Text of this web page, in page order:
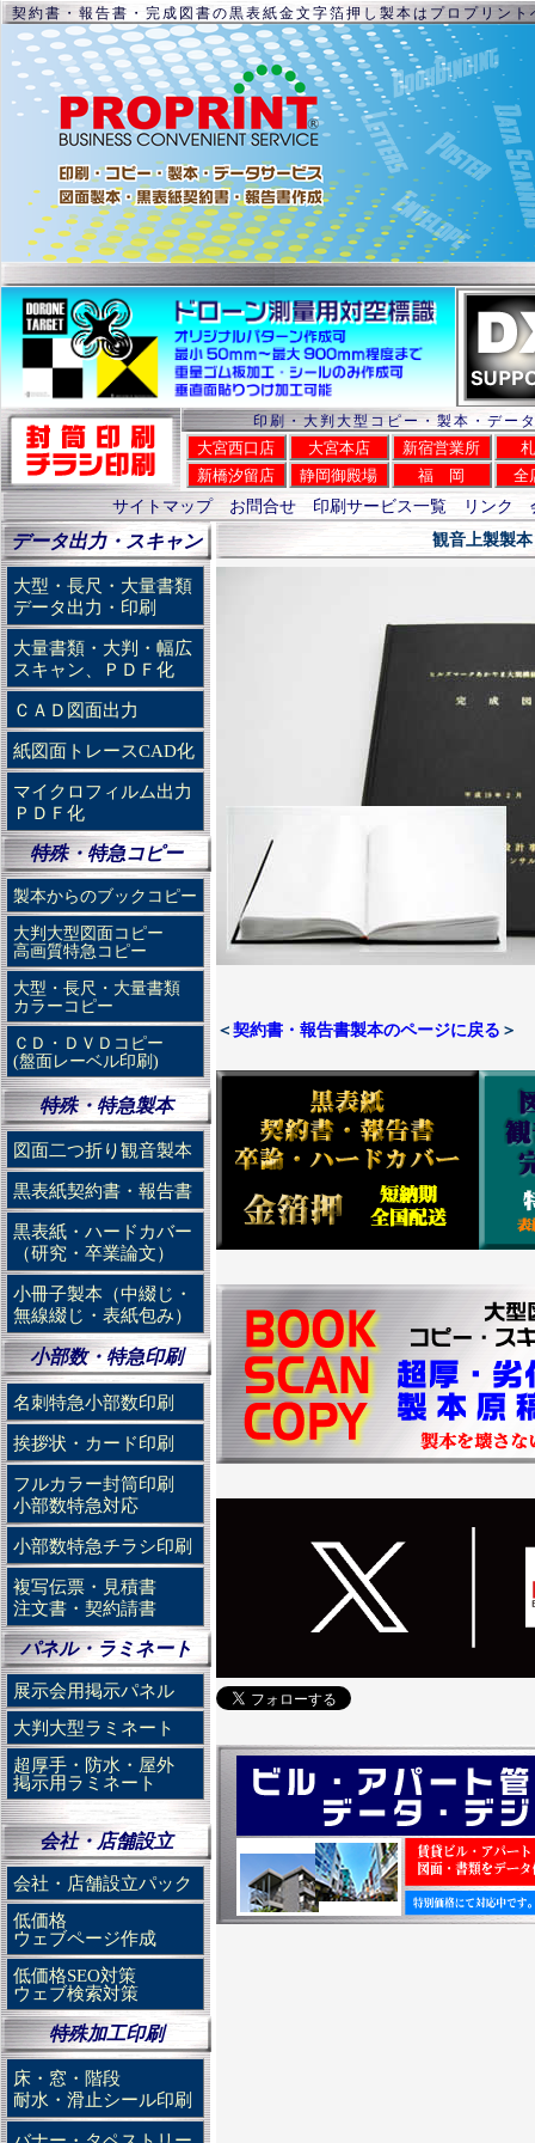
契約書・報告書・完成図書の黒表紙金文字箔押し製本はプロプリント
印刷・大判大型コピー・製本・デー
大宮西口店 大宮本店 新宿営業所
新橋汐留店
静岡御殿場 福 岡
全
サイトマップ
お問合せ 印刷サービス一覧 リンク
データ出力・スキャン
大型・長尺・大量書類
データ出力・印刷
大量書類・大判・幅広
スキャン、ＰＤＦ化
ＣＡＤ図面出力
紙図面トレースCAD化
マイクロフィルム出力
ＰＤＦ化
特殊・特急コピー
製本からのブックコピー
大判大型図面コピー
高画質特急コピー
大型・長尺・大量書類
カラーコピー
ＣＤ・ＤＶＤコピー
(盤面レーベル印刷)
特殊・特急製本
図面二つ折り観音製本
黒表紙契約書・報告書
黒表紙・ハードカバー
（研究・卒業論文）
小冊子製本（中綴じ・
無線綴じ・表紙包み）
小部数・特急印刷
名刺特急小部数印刷
挨拶状・カード印刷
フルカラー封筒印刷
小部数特急対応
小部数特急チラシ印刷
複写伝票・見積書
注文書・契約請書
パネル・ラミネート
展示会用掲示パネル
大判大型ラミネート
超厚手・防水・屋外
掲示用ラミネート
会社・店舗設立
会社・店舗設立パック
低価格
ウェブページ作成
低価格SEO対策
ウェブ検索対策
特殊加工印刷
床・窓・階段
耐水・滑止シール印刷
観音上製製本
＜ 契約書・報告書製本のページに戻る ＞